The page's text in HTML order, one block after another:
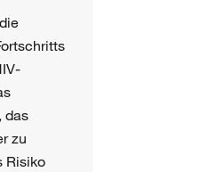
das
zu
Risiko